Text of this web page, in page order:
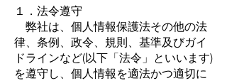
１．法令遵守
弊社は、個人情報保護法その他の法
律、条例、政令、規則、基準及びガイ
ドラインなど(以下「法令」といいます)
を遵守し、個人情報を適法かつ適切に